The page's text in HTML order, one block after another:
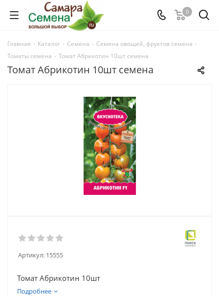
0
Главная - Каталог - Семена - Семена овощей, фруктов семена -
Томаты семена - Томат Абрикотин 10шт семена
Томат Абрикотин 10шт семена
Артикул: 15555
Томат Абрикотин 10шт
Подробнее